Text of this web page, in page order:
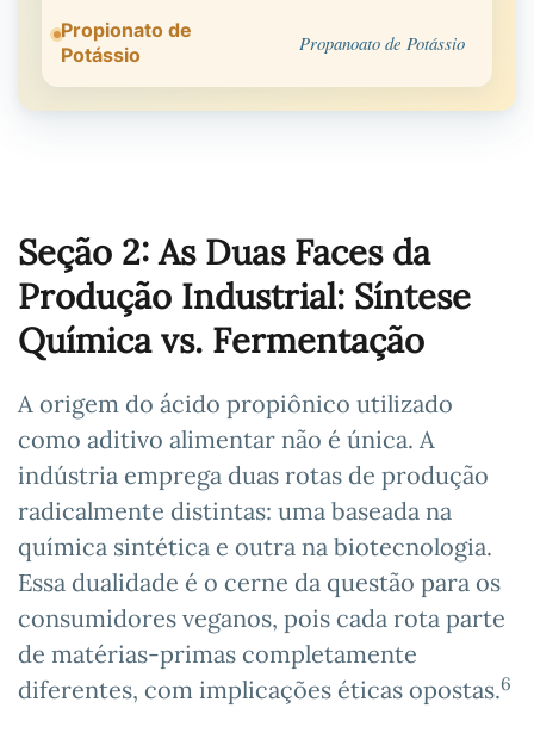
Propionato de
Potássio
Propanoato de Potássio
Seção 2: As Duas Faces da
Produção Industrial: Síntese
Química vs. Fermentação
A origem do ácido propiônico utilizado
como aditivo alimentar não é única. A
indústria emprega duas rotas de produção
radicalmente distintas: uma baseada na
química sintética e outra na biotecnologia.
Essa dualidade é o cerne da questão para os
consumidores veganos, pois cada rota parte
de matérias-primas completamente
diferentes, com implicações éticas opostas.6